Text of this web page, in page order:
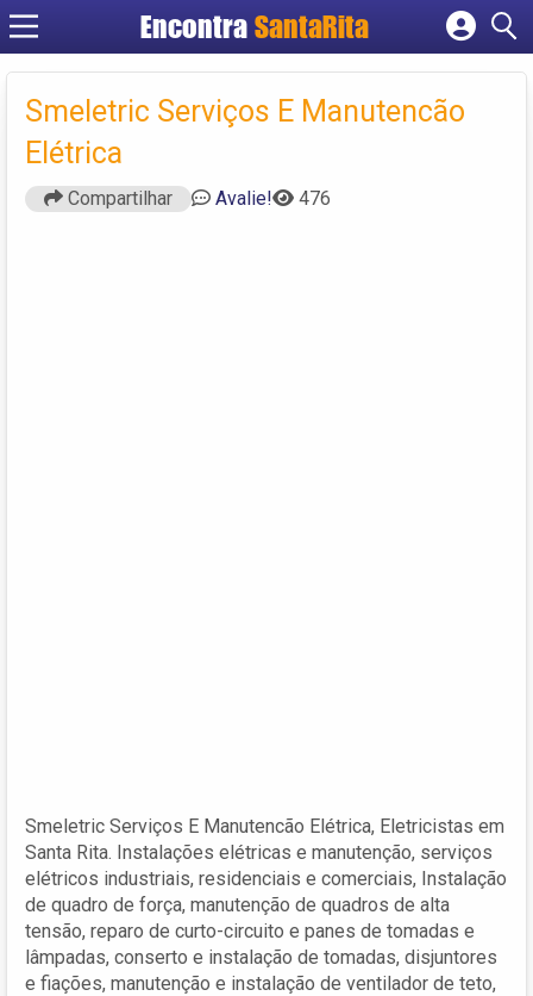
EncontraSantaRita
Cadastrar empresa
Criar conta
Smeletric Serviços E Manutencão
Elétrica
Compartilhar Avalie! 476
Smeletric Serviços E Manutencão Elétrica, Eletricistas em
Santa Rita. Instalações elétricas e manutenção, serviços
elétricos industriais, residenciais e comerciais, Instalação
de quadro de força, manutenção de quadros de alta
tensão, reparo de curto-circuito e panes de tomadas e
lâmpadas, conserto e instalação de tomadas, disjuntores
e fiações, manutenção e instalação de ventilador de teto,